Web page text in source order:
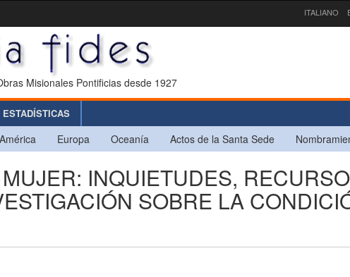
ITALIANO
Misionales Pontificias desde 1927
ESTADÍSTICAS
América Europa Oceanía Actos de la Santa Sede
INQUIETUDES,
SOBRE LA